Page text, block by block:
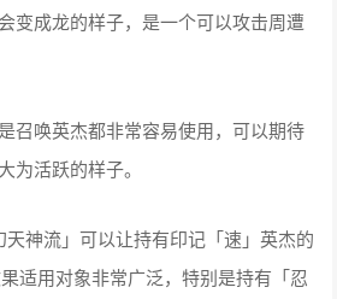
变成龙的样子，是一个可以攻击周遭
召唤英杰都非常容易使用，可以期待
为活跃的样子。
神流」可以让持有印记「速」英杰的
适用对象非常广泛，特别是持有「忍